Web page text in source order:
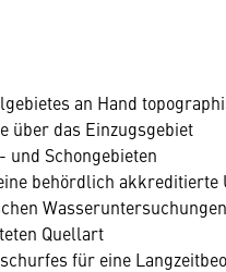
an Hand
über das Einzugsgebiet
und Schongebieten
behördlich akkreditierte
Wasseruntersuchungen
Quellart
für eine